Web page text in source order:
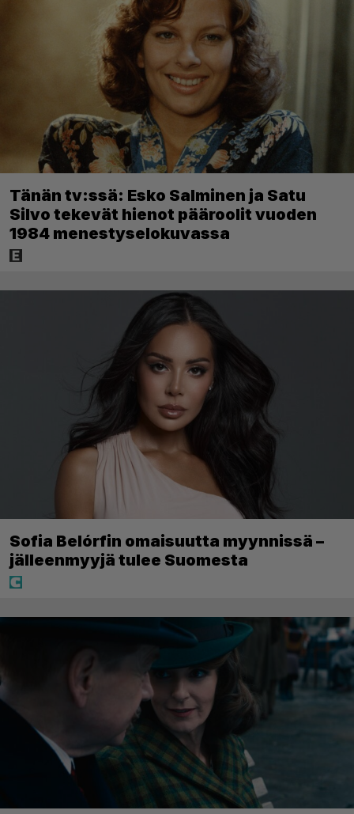
Tänän tv:ssä: Esko Salminen ja Satu
Silvo tekevät hienot pääroolit vuoden
1984 menestyselokuvassa
Sofia Belórfin omaisuutta myynnissä –
jälleenmyyjä tulee Suomesta